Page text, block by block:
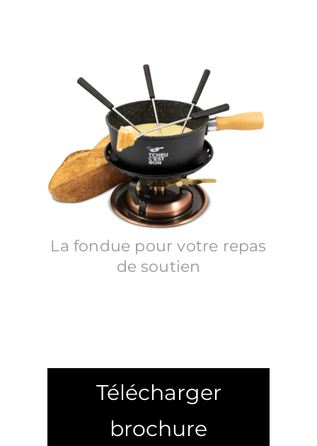
La fondue pour votre repas
de soutien
Télécharger
brochure